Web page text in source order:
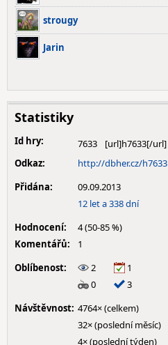
strougy
Jarin
Statistiky
Id hry:
7633
Odkaz:
http://dbher.cz/h7633
Přidána:
09.09.2013
12 let a 338 dní
Hodnocení:
4 (50-85 %)
Komentářů:
1
Oblíbenost:
2
1
0
3
Návštěvnost: 4764× (celkem)
32× (poslední měsíc)
4× (poslední týden)